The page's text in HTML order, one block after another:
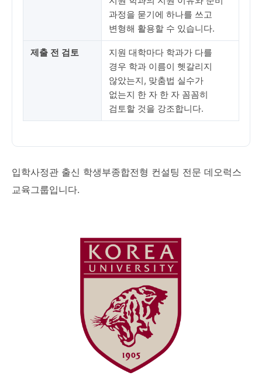
과정을 묻기에 하나를 쓰고
변형해 활용할 수 있습니다.
제출 전 검토
지원 대학마다 학과가 다를
경우 학과 이름이 헷갈리지
않았는지, 맞춤법 실수가
없는지 한 자 한 자 꼼꼼히
검토할 것을 강조합니다.
입학사정관 출신 학생부종합전형 컨설팅 전문 데오럭스
교육그룹입니다.